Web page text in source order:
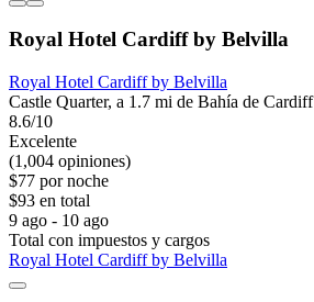
Royal Hotel Cardiff by Belvilla
Royal Hotel Cardiff by Belvilla
Castle Quarter, a 1.7 mi de Bahía de Cardiff
8.6/10
Excelente
(1,004 opiniones)
$77 por noche
$93 en total
9 ago - 10 ago
Total con impuestos y cargos
Royal Hotel Cardiff by Belvilla